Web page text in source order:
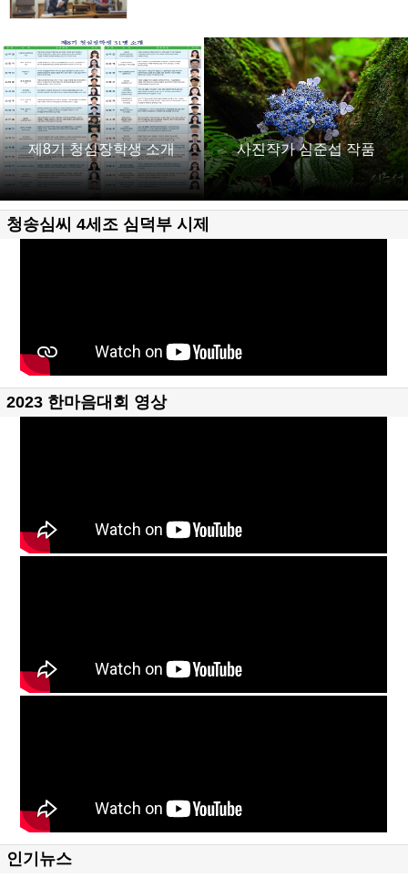
제8기 청심장학생 소개 사진작가 심준섭 작품
청송심씨 4세조 심덕부 시제
2023 한마음대회 영상
인기뉴스